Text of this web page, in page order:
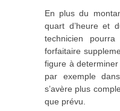
En plus du
quart d’heure et
technicien pourra
forfaitaire
figure à
par exemple
s’avère plus
que prévu.